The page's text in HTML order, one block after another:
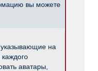
вы можете
указывающие на
аватары,